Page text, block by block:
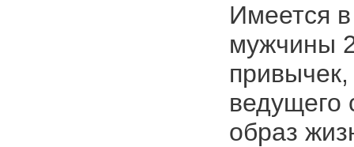
Имеется
мужчины
привычек,
ведущего
образ